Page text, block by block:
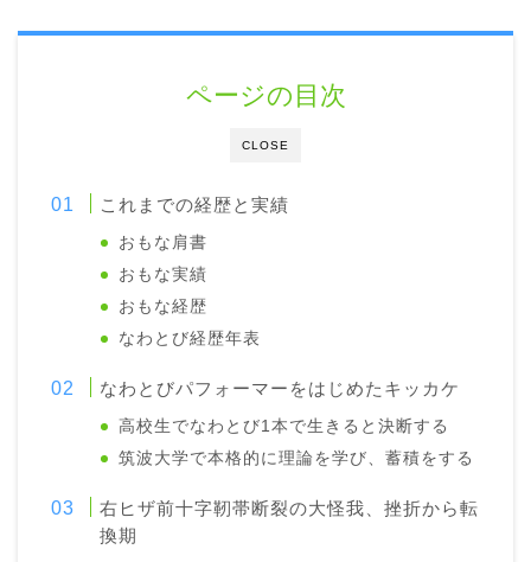
CLOSE
ページの目次
これまでの経歴と実績
おもな肩書
おもな実績
おもな経歴
なわとび経歴年表
なわとびパフォーマーをはじめたキッカケ
高校生でなわとび1本で生きると決断する
筑波大学で本格的に理論を学び、蓄積をする
右ヒザ前十字靭帯断裂の大怪我、挫折から転
換期